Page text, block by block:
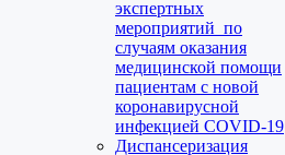
экспертных
мероприятий по
случаям оказания
медицинской помощи
пациентам с новой
коронавирусной
инфекцией COVID-19
Диспансеризация